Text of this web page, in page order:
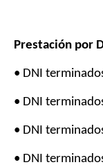
Prestación por
• DNI
• DNI
• DNI
• DNI